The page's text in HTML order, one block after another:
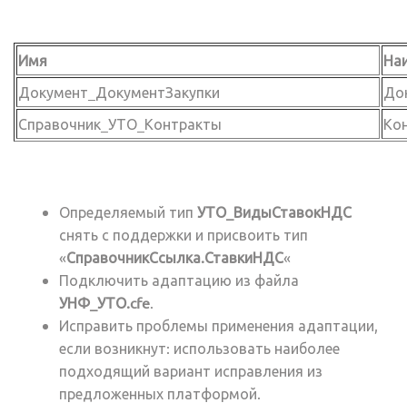
Имя
Документ_ДокументЗакупки
Справочник_УТО_Контракты
Определяемый тип УТО_ВидыСтавокНДС
снять с поддержки и присвоить тип
«СправочникСсылка.СтавкиНДС«
Подключить адаптацию из файла
УНФ_УТО.cfe.
Исправить проблемы применения адаптации,
если возникнут: использовать наиболее
подходящий вариант исправления из
предложенных платформой.